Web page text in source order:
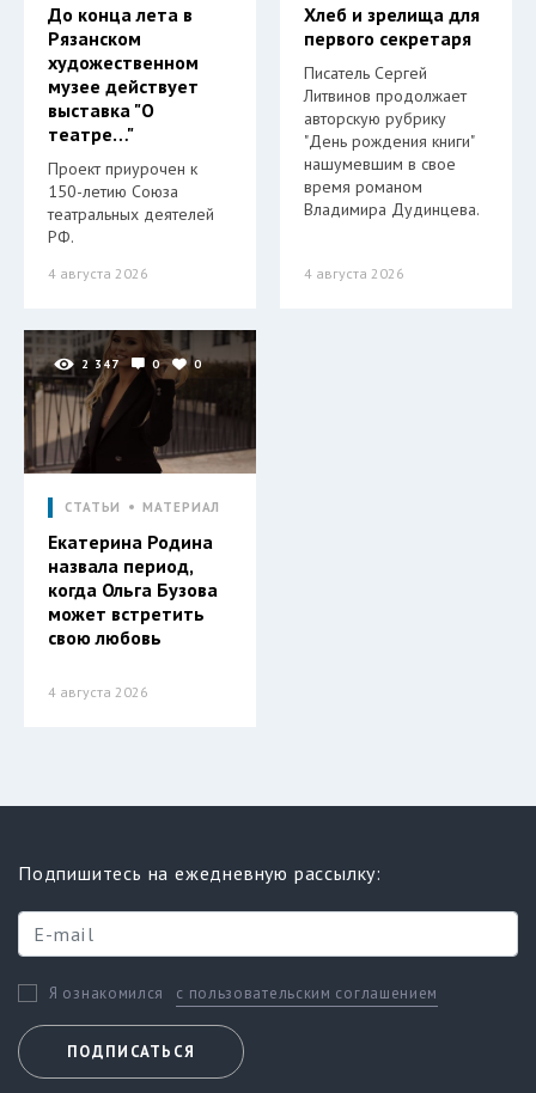
До конца лета в
Рязанском
художественном
музее действует
выставка "О
театре…"
Проект приурочен к
150-летию Союза
театральных деятелей
РФ.
4 августа 2026
Хлеб и зрелища для
первого секретаря
Писатель Сергей
Литвинов продолжает
авторскую рубрику
"День рождения книги"
нашумевшим в свое
время романом
Владимира Дудинцева.
4 августа 2026
2 347 0 0
СТАТЬИ МАТЕРИАЛ
Екатерина Родина
назвала период,
когда Ольга Бузова
может встретить
свою любовь
4 августа 2026
Подпишитесь на ежедневную рассылку:
Я ознакомился с пользовательским соглашением
ПОДПИСАТЬСЯ